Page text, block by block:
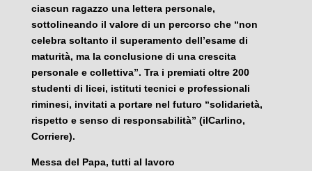
ciascun ragazzo una lettera personale,
sottolineando il valore di un percorso che “non
celebra soltanto il superamento dell’esame di
maturità, ma la conclusione di una crescita
personale e collettiva”. Tra i premiati oltre 200
studenti di licei, istituti tecnici e professionali
riminesi, invitati a portare nel futuro “solidarietà,
rispetto e senso di responsabilità” (ilCarlino,
Corriere).
Messa del Papa, tutti al lavoro